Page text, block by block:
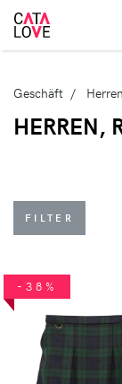
Geschäft Herren
HERREN,
FILTER
-38%